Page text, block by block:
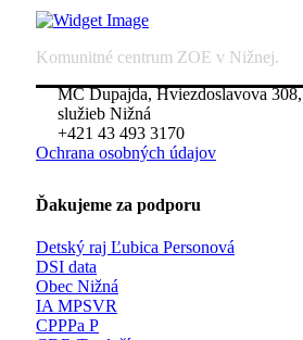
Komunitné centrum ZOE v Nižnej.
MC Dupajda, Hviezdoslavova
služieb Nižná
+421 43 493 3170
Ochrana osobných údajov
Ďakujeme za podporu
Detský raj Ľubica Personová
DSI data
Obec Nižná
IA MPSVR
CPPPa P